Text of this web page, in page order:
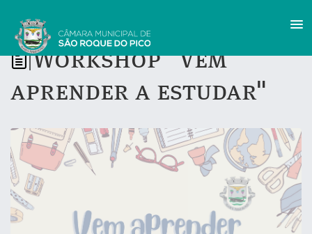
Workshop "Vem
aprender a estudar"